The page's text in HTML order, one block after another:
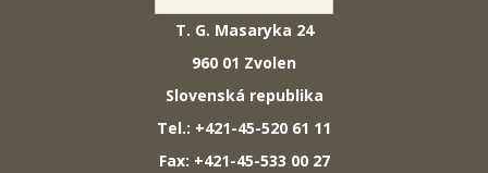
T. G. Masaryka 24
960 01 Zvolen
Slovenská republika
Tel.: +421-45-520 61 11
Fax: +421-45-533 00 27